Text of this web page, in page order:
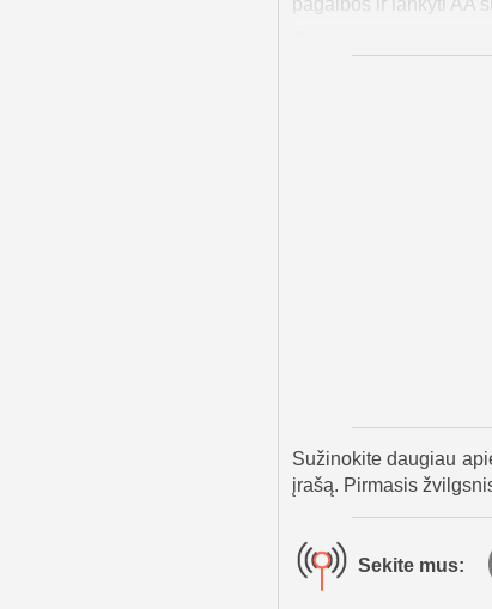
Sužinokite daugiau
įrašą. Pirmasis
Sekite mus: